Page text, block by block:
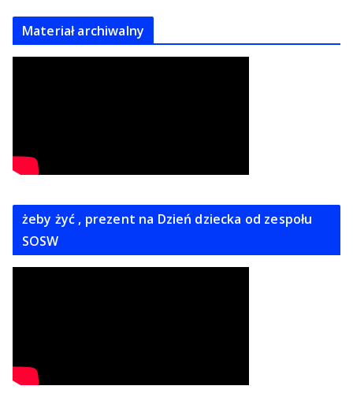
Materiał archiwalny
żeby żyć , prezent na Dzień dziecka od zespołu
SOSW